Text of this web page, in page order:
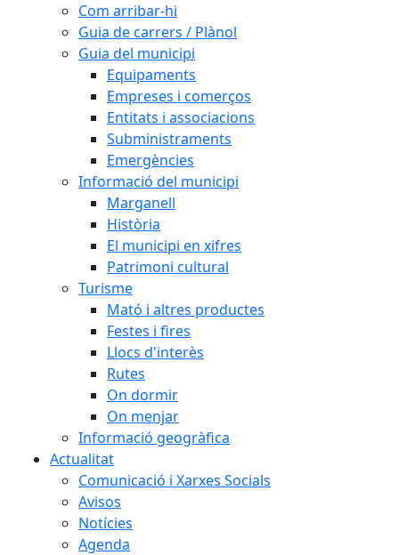
Com arribar-hi
Guia de carrers / Plànol
Guia del municipi
Equipaments
Empreses i comerços
Entitats i associacions
Subministraments
Emergències
Informació del municipi
Marganell
Història
El municipi en xifres
Patrimoni cultural
Turisme
Mató i altres productes
Festes i fires
Llocs d'interès
Rutes
On dormir
On menjar
Informació geogràfica
Actualitat
Comunicació i Xarxes Socials
Avisos
Notícies
Agenda